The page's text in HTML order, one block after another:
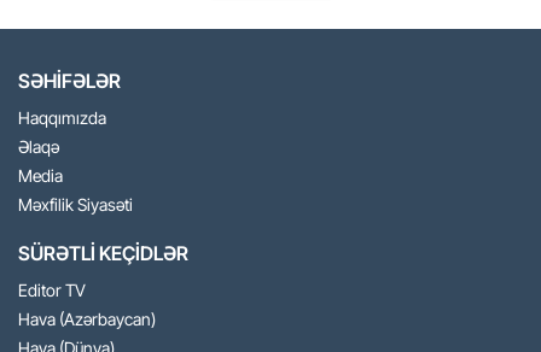
SƏHİFƏLƏR
Haqqımızda
Əlaqə
Media
Məxfilik Siyasəti
SÜRƏTLİ KEÇİDLƏR
Editor TV
Hava (Azərbaycan)
Hava (Dünya)